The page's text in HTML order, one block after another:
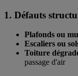
1. Défauts
Plafonds ou
Escaliers ou
Toiture
passage d'air